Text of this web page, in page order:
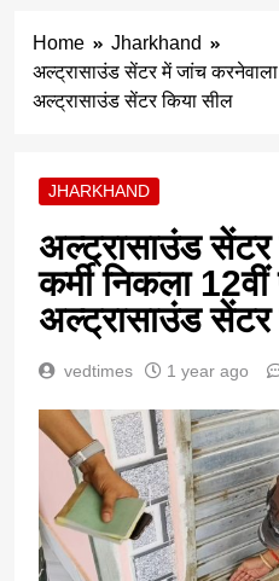
Home
Jharkhand
अल्ट्रासाउंड सेंटर में जांच
अल्ट्रासाउंड सेंटर किया सील
JHARKHAND
अल्ट्रासाउंड
कर्मी निकला
अल्ट्रासाउंड सेंटर
vedtimes 1 year ago